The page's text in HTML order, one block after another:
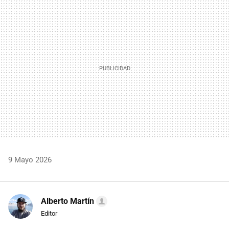
MAIL
9 Mayo 2026
Alberto Martín
Editor